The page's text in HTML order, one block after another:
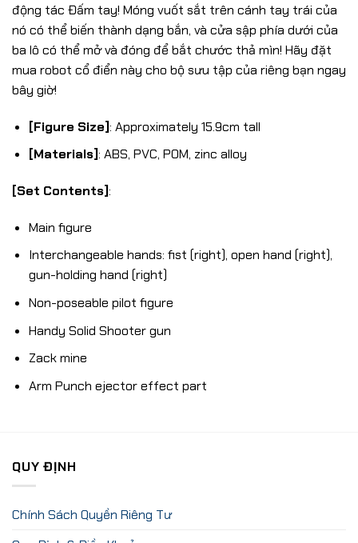
động tác Đấm tay! Móng vuốt sắt trên cánh tay trái của
nó có thể biến thành dạng bắn, và cửa sập phía dưới của
ba lô có thể mở và đóng để bắt chước thả mìn! Hãy đặt
mua robot cổ điển này cho bộ sưu tập của riêng bạn ngay
bây giờ!
[Figure Size]: Approximately 15.9cm tall
[Materials]: ABS, PVC, POM, zinc alloy
[Set Contents]:
Main figure
Interchangeable hands: fist (right), open hand (right),
gun-holding hand (right)
Non-poseable pilot figure
Handy Solid Shooter gun
Zack mine
Arm Punch ejector effect part
QUY ĐỊNH
Chính Sách Quyền Riêng Tư